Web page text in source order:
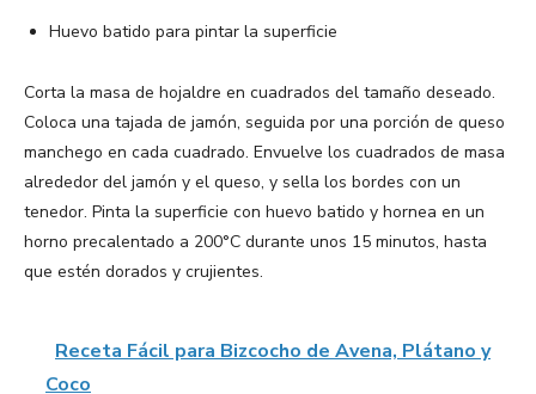
Huevo batido para pintar la superficie
Corta la masa de hojaldre en cuadrados del tamaño deseado.
Coloca una tajada de jamón, seguida por una porción de queso
manchego en cada cuadrado. Envuelve los cuadrados de masa
alrededor del jamón y el queso, y sella los bordes con un
tenedor. Pinta la superficie con huevo batido y hornea en un
horno precalentado a 200°C durante unos 15 minutos, hasta
que estén dorados y crujientes.
Receta Fácil para Bizcocho de Avena, Plátano y
Coco